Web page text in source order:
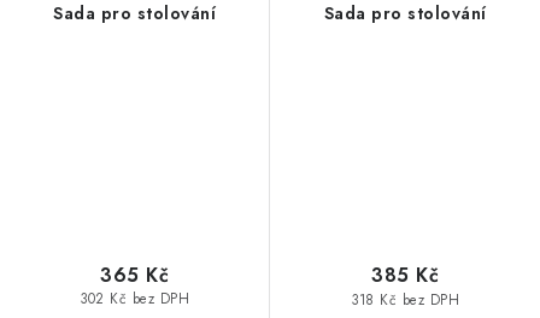
Sada pro stolování
302 Kč bez DPH
365 Kč
Sada pro stolování
318 Kč bez DPH
385 Kč